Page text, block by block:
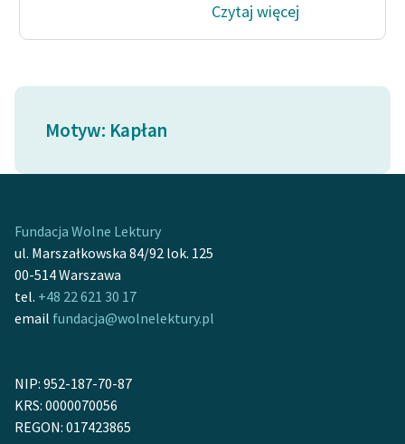
skandynawskiej literatury
Ręce pełne poezji
Kolekcje edukacyjne
do domeny publicznej,
Odkurzamy bohaterów
Szkoła Poezji Wolnych
Lektur
Kontakt
O projekcie
Czytaj więcej
Motyw: Kapłan
Fundacja Wolne Lektury
ul. Marszałkowska 84/92 lok. 125
00-514 Warszawa
tel. +48 22 621 30 17
email fundacja@wolnelektury.pl
NIP: 952-187-70-87
KRS: 0000070056
REGON: 017423865